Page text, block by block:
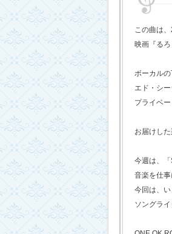
この曲は
映画『る
ボーカル
エド・シ
プライベ
お届けした
今週は、「
音楽を仕事
今回は、
ソングラ